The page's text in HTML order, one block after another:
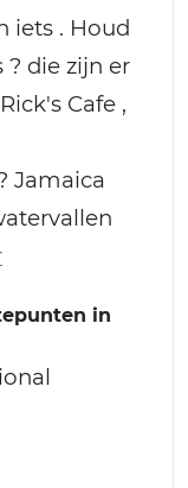
iets . Houd
die zijn er
Cafe ,
Jamaica
in